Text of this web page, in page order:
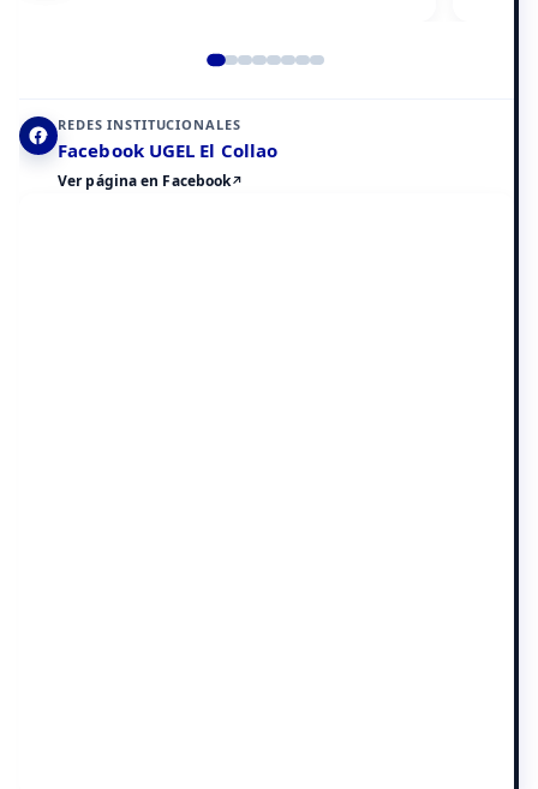
REDES INSTITUCIONALES
Facebook UGEL El Collao
Ver página en Facebook